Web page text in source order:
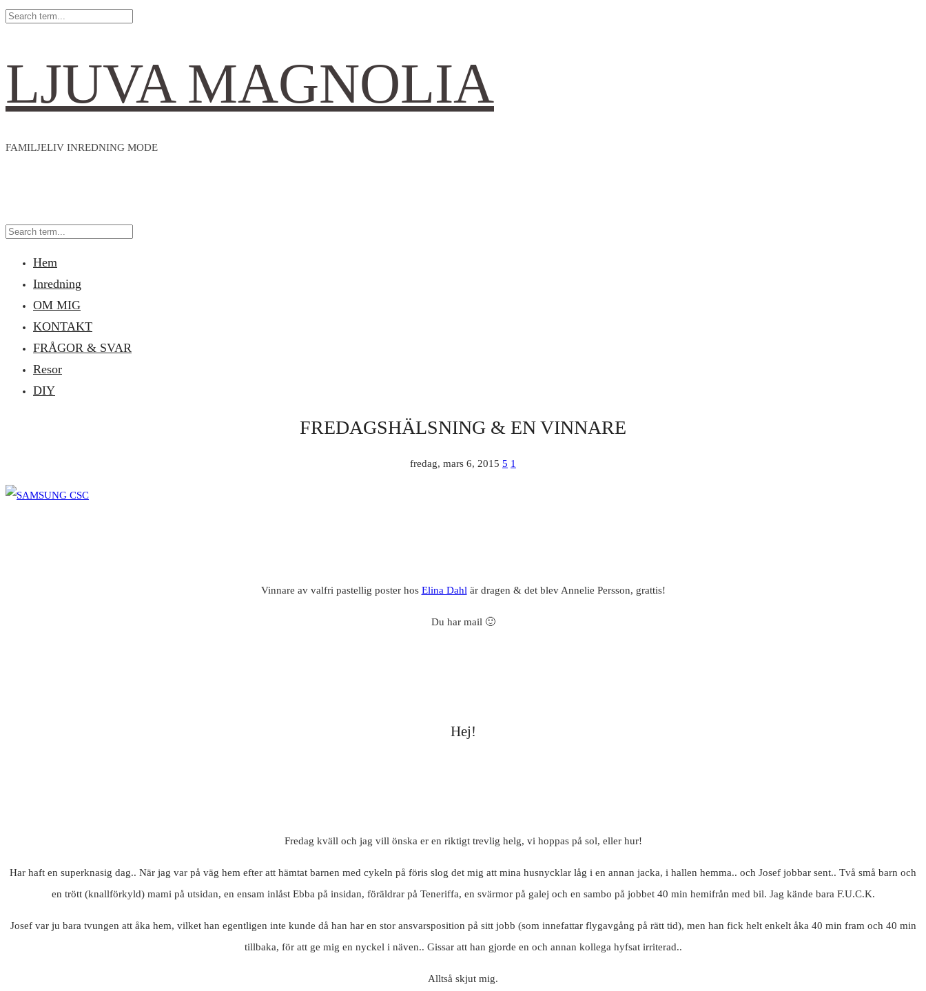
LJUVA MAGNOLIA
FAMILJELIV INREDNING MODE
Hem
Inredning
OM MIG
KONTAKT
FRÅGOR & SVAR
Resor
DIY
FREDAGSHÄLSNING & EN VINNARE
fredag, mars 6, 2015 5 1
Vinnare av valfri pastellig poster hos Elina Dahlär dragen & det blev Annelie Persson, grattis!
Du har mail 🙂
Hej!
Fredag kväll och jag vill önska er en riktigt trevlig helg, vi hoppas på sol, eller hur!
Har haft en superknasig dag.. När jag var på väg hem efter att hämtat barnen med cykeln på föris slog det mig att mina husnycklar låg i en annan jacka, i hallen hemma.. och Josef jobbar sent.. Två små barn och
en trött (knallförkyld) mami på utsidan, en ensam inlåst Ebba på insidan, föräldrar på Teneriffa, en svärmor på galej och en sambo på jobbet 40 min hemifrån med bil. Jag kände bara F.U.C.K.
Josef var ju bara tvungen att åka hem, vilket han egentligen inte kunde då han har en stor ansvarsposition på sitt jobb (som innefattar flygavgång på rätt tid), men han fick helt enkelt åka 40 min fram och 40 min
tillbaka, för att ge mig en nyckel i näven.. Gissar att han gjorde en och annan kollega hyfsat irriterad..
Alltså skjut mig.